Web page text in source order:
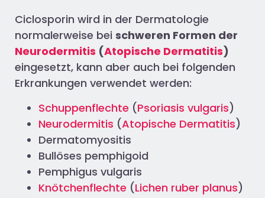
Ciclosporin wird in der Dermatologie
normalerweise bei schweren Formen der
Neurodermitis (Atopische Dermatitis)
eingesetzt, kann aber auch bei folgenden
Erkrankungen verwendet werden:
Schuppenflechte (Psoriasis vulgaris)
Neurodermitis (Atopische Dermatitis)
Dermatomyositis
Bullöses pemphigoid
Pemphigus vulgaris
Knötchenflechte (Lichen ruber planus)